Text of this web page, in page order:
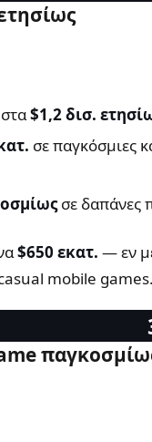
$1,2 δισ.
σε παγκόσμιες
σε δαπάνες
$650 εκατ. — εν
mobile games.